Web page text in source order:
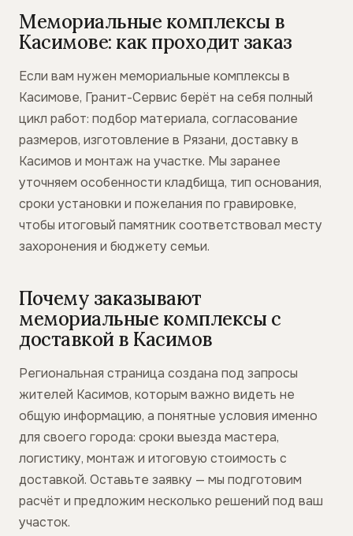
Мемориальные комплексы в
Касимове: как проходит заказ
Если вам нужен мемориальные комплексы в
Касимове, Гранит-Сервис берёт на себя полный
цикл работ: подбор материала, согласование
размеров, изготовление в Рязани, доставку в
Касимов и монтаж на участке. Мы заранее
уточняем особенности кладбища, тип основания,
сроки установки и пожелания по гравировке,
чтобы итоговый памятник соответствовал месту
захоронения и бюджету семьи.
Почему заказывают
мемориальные комплексы с
доставкой в Касимов
Региональная страница создана под запросы
жителей Касимов, которым важно видеть не
общую информацию, а понятные условия именно
для своего города: сроки выезда мастера,
логистику, монтаж и итоговую стоимость с
доставкой. Оставьте заявку — мы подготовим
расчёт и предложим несколько решений под ваш
участок.